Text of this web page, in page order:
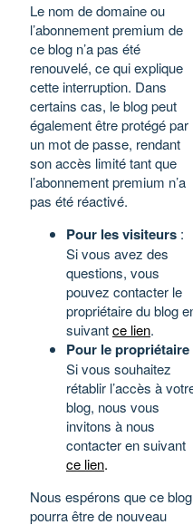
Le nom de domaine ou
l’abonnement premium de
ce blog n’a pas été
renouvelé, ce qui explique
cette interruption. Dans
certains cas, le blog peut
également être protégé par
un mot de passe, rendant
son accès limité tant que
l’abonnement premium n’a
pas été réactivé.
Pour les visiteurs :
Si vous avez des
questions, vous
pouvez contacter le
propriétaire du blog
suivantce lien.
Pour le propriétaire
Si vous souhaitez
rétablir l’accès à
blog, nous vous
invitons à nous
contacter en suivant
ce lien.
Nous espérons que ce blog
pourra être de nouveau